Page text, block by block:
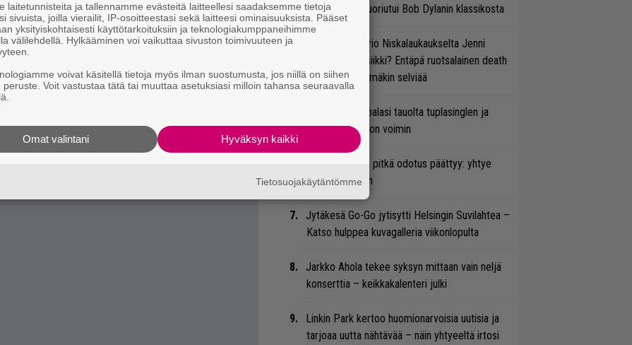
Arsi Kevan puhelinyhteyden
löytyi kiinnostava lause. Miten
Mutta itse en ole sitä sinne laittanut,
Suosikiksi?
kokoonpano suoriutui Bob Dylanin klassikosta
Miten taipuu Trio Niskalaukaukselta Jenni
Vartiaisen musiikki? Entäpä ruotsalainen death
metal? Pian tämäkin selviää
Blind Channel palasi tauolta tuplasinglen ja
näyttävän videon voimin
Weezer-fanien pitkä odotus päättyy: yhtye
tulee Suomeen
Jytäkesä Go-Go jytisytti Helsingin Suvilahtea –
Katso hulppea kuvagalleria viikonlopulta
Jarkko Ahola tekee syksyn mittaan vain neljä
konserttia – keikkakalenteri julki
Linkin Park kertoo huomionarvoisia uutisia ja
tarjoaa uutta nähtävää – näin yhtyeeltä irtosi
laitetunnisteita ja tallennamme evästeitä laitteellesi saadaksemme tietoja
sivuista, joilla vierailit, IP-osoitteestasi sekä laitteesi ominaisuuksista. Pääset
yksityiskohtaisesti käyttötarkoituksiin ja teknologiakumppaneihimme
välilehdellä. Hylkääminen voi vaikuttaa sivuston toimivuuteen ja
voivat käsitellä tietoja myös ilman suostumusta, jos niillä on siihen
peruste. Voit vastustaa tätä tai muuttaa asetuksiasi milloin tahansa seuraavalla
Hyväksyn kaikki
Omat valintani
Tietosuojakäytäntömme